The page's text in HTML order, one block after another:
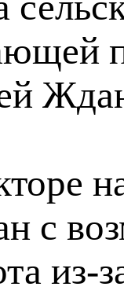
с
из-